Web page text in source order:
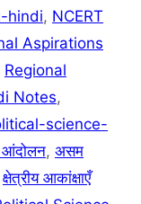
hindi, NCERT
Aspirations
Regional
Notes,
science-
, असम
क्षेत्रीय आकांक्षाएँ